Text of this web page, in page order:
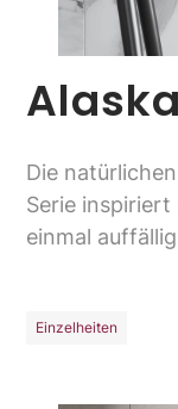
Alaska
Die
Serie
einmal
Einzelheiten